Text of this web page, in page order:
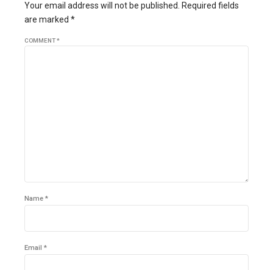
Your email address will not be published. Required fields
are marked *
COMMENT*
Name *
Email *